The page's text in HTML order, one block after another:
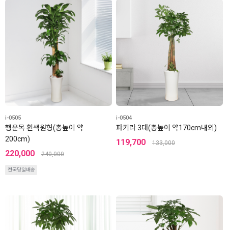
i-0505
행운목 흰색원형(총높이 약
200cm)
220,000 240,000
전국당일배송
i-0504
파키라 3대(총높이 약170cm내외)
119,700 133,000